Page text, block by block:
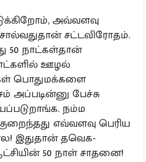
அவ்வளவு
சட்டவிரோதம்.
50 நாட்கள்தான்
ஊழல்
பொதுமக்களை
அப்படின்னு பேச்சு
நம்ம
எவ்வளவு பெரிய
இதுதான் தவெக-
50 நாள் சாதனை!